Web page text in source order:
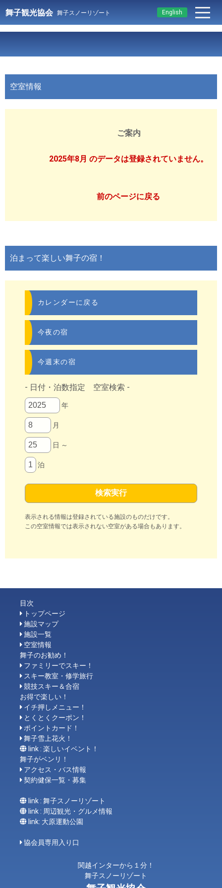
English
舞子観光協会 舞子スノーリゾート
空室情報
ご案内
2025年8月 のデータは登録されていません。
前のページに戻る
泊まって楽しい舞子の宿！
カレンダーに戻る
今夜の宿
今週末の宿
- 日付・泊数指定 空室検索 -
年
月
日 ～
泊
表示される情報は登録されている施設のものだけです。
この空室情報では表示されない空室がある場合もあります。
目次
トップページ
施設マップ
施設一覧
空室情報
舞子のお勧め！
ファミリーでスキー！
スキー教室・修学旅行
競技スキー＆合宿
お得で楽しい！
イチ押しメニュー！
とくとくクーポン！
ポイントカード！
舞子雪上花火！
link : 楽しいイベント！
舞子がベンリ！
アクセス・バス情報
契約健保一覧・募集
link : 舞子スノーリゾート
link : 周辺観光・グルメ情報
link: 大原運動公園
協会員専用入り口
関越インターから１分！
舞子スノーリゾート